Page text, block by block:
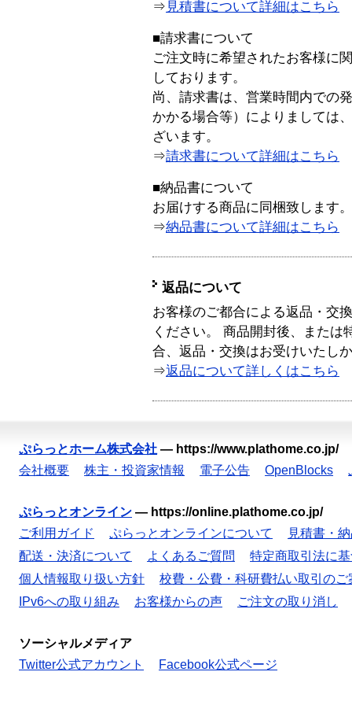
⇒ 見積書について詳細はこちら
■請求書について
ご注文時に希望されたお客様に
しております。
尚、請求書は、営業時間内での
かかる場合等）によりましては
ざいます。
⇒請求書について詳細はこちら
■納品書について
お届けする商品に同梱致します。
⇒納品書について詳細はこちら
返品について
お客様のご都合による返品・交
ください。 商品開封後、または
合、返品・交換はお受けいたし
⇒返品について詳しくはこちら
ぷらっとホーム株式会社 — https://www.plathome.co.jp/
会社概要
株主・投資家情報 電子公告 OpenBlocks
ぷらっとオンライン — https://online.plathome.co.jp/
ご利用ガイド
ぷらっとオンラインについて
見積書・
配送・決済について
よくあるご質問
特定商取引法に
個人情報取り扱い方針
校費・公費・科研費払い取引のご
IPv6への取り組み
お客様からの声 ご注文の取り消し
ソーシャルメディア
Twitter公式アカウント
Facebook公式ページ